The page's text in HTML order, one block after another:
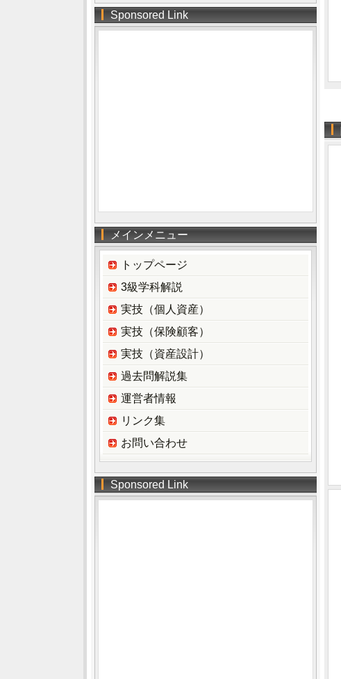
Sponsored Link
メインメニュー
トップページ
3級学科解説
実技（個人資産）
実技（保険顧客）
実技（資産設計）
過去問解説集
運営者情報
リンク集
お問い合わせ
Sponsored Link